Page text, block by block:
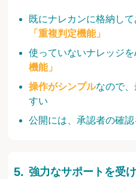
既にナレカンに格納し
「重複判定機能」
使っていないナレッジ
機能」
操作がシンプルなので
すい
公開には、承認者の確
強力なサポートを受け